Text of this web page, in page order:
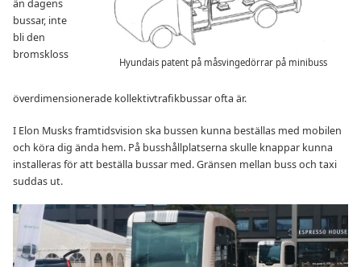
Hyundais patent på måsvingedörrar på minibuss
än dagens
bussar, inte
bli den
bromskloss
överdimensionerade kollektivtrafikbussar ofta är.
I Elon Musks framtidsvision ska bussen kunna beställas med mobilen
och köra dig ända hem. På busshållplatserna skulle knappar kunna
installeras för att beställa bussar med. Gränsen mellan buss och taxi
suddas ut.